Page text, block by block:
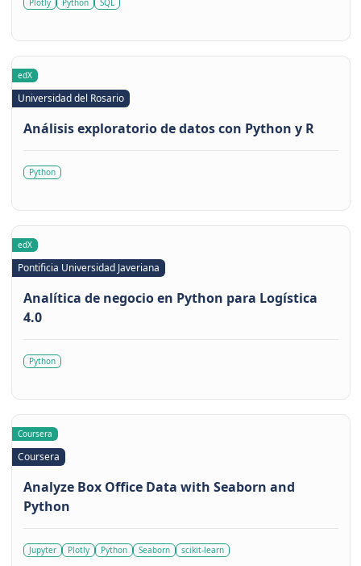
edX
Universidad del Rosario
Análisis exploratorio de datos con Python y R
Python
edX
Pontificia Universidad Javeriana
Analítica de negocio en Python para Logística
4.0
Python
Coursera
Coursera
Analyze Box Office Data with Seaborn and
Python
Jupyter Plotly Python Seaborn scikit-learn